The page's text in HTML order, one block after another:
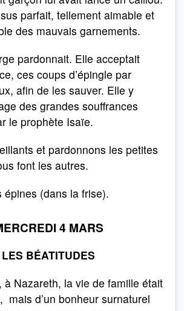
parfait, tellement aimable et
des mauvais garnements.
pardonnait. Elle acceptait
ces coups d’épingle par
afin de les sauver. Elle y
des grandes souffrances
le prophète Isaïe.
et pardonnons les petites
font les autres.
épines (dans la frise).
4 MARS
LES BÉATITUDES
à Nazareth, la vie de famille était
mais d’un bonheur surnaturel